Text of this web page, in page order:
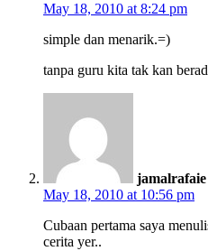
May 18, 2010 at 8:24 pm
simple dan menarik.=)
tanpa guru kita tak kan
jamalrafaie
May 18, 2010 at 10:56 pm
Cubaan pertama saya
cerita yer..